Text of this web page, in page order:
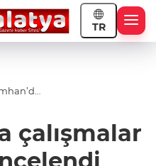
TR
çalışmalar